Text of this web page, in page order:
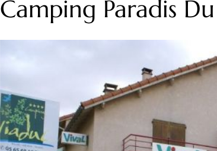
Camping Paradis